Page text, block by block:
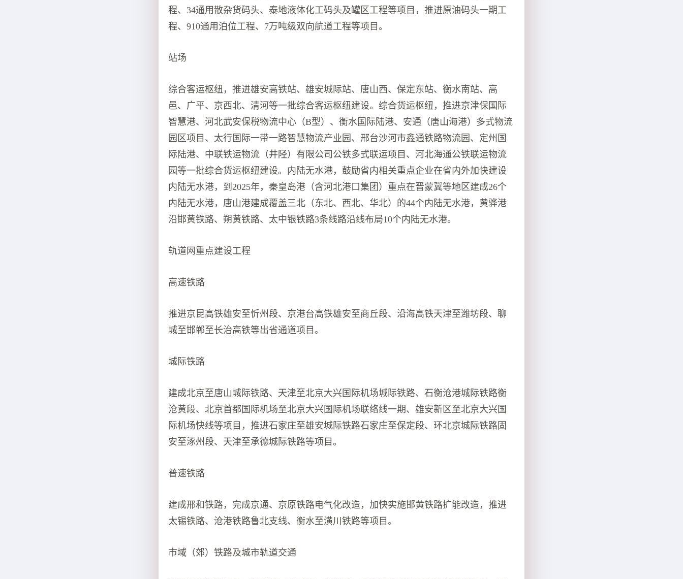
程、34通用散杂货码头、泰地液体化工码头及罐区工程等项目，推进原油码头一期工
程、910通用泊位工程、7万吨级双向航道工程等项目。
站场
综合客运枢纽，推进雄安高铁站、雄安城际站、唐山西、保定东站、衡水南站、高
邑、广平、京西北、清河等一批综合客运枢纽建设。综合货运枢纽，推进京津保国际
智慧港、河北武安保税物流中心（B型）、衡水国际陆港、安通（唐山海港）多式物流
园区项目、太行国际一带一路智慧物流产业园、邢台沙河市鑫通铁路物流园、定州国
际陆港、中联铁运物流（井陉）有限公司公铁多式联运项目、河北海通公铁联运物流
园等一批综合货运枢纽建设。内陆无水港，鼓励省内相关重点企业在省内外加快建设
内陆无水港，到2025年，秦皇岛港（含河北港口集团）重点在晋蒙冀等地区建成26个
内陆无水港，唐山港建成覆盖三北（东北、西北、华北）的44个内陆无水港，黄骅港
沿邯黄铁路、朔黄铁路、太中银铁路3条线路沿线布局10个内陆无水港。
轨道网重点建设工程
高速铁路
推进京昆高铁雄安至忻州段、京港台高铁雄安至商丘段、沿海高铁天津至潍坊段、聊
城至邯郸至长治高铁等出省通道项目。
城际铁路
建成北京至唐山城际铁路、天津至北京大兴国际机场城际铁路、石衡沧港城际铁路衡
沧黄段、北京首都国际机场至北京大兴国际机场联络线一期、雄安新区至北京大兴国
际机场快线等项目，推进石家庄至雄安城际铁路石家庄至保定段、环北京城际铁路固
安至涿州段、天津至承德城际铁路等项目。
普速铁路
建成邢和铁路，完成京通、京原铁路电气化改造，加快实施邯黄铁路扩能改造，推进
太锡铁路、沧港铁路鲁北支线、衡水至潢川铁路等项目。
市域（郊）铁路及城市轨道交通